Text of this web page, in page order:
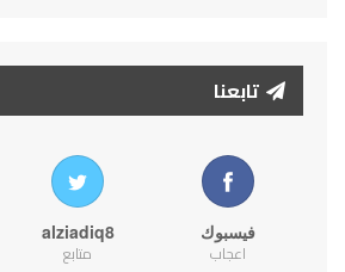
تابعنا
فيسبوك
اعجاب
alziadiq8
متابع